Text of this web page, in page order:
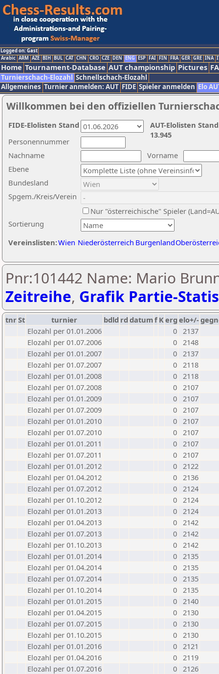
Logged on: Gast
Arabic ARM AZE BIH BUL CAT CHN CRO CZE DEN ENG ESP FAI FIN FRA GER GRE INA
Home Tournament-Database AUT championship Pictures
Turnierschach-Elozahl Schnellschach-Elozahl
Allgemeines Turnier anmelden: AUT FIDE Spieler anmelden Elo
Willkommen bei den offiziellen
Nachname
Vorname
Ebene
Sortierung
Personennummer
Bundesland
Spgem./Kreis/Verein
Nur "österreichische" Spieler
Vereinslisten:Wien Niederösterreich Burgenland
AUT-Elolisten
13.945
FIDE-Elolisten Stand
Pnr:101442 Name: Mario
Zeitreihe, Grafik Partie-
tnrSt turnier bdld rd datumf Kerg elo+/-
Elozahl per 01.01.2006
0 2137
Elozahl per 01.07.2006
0 2148
Elozahl per 01.01.2007
0 2137
Elozahl per 01.07.2007
0 2118
Elozahl per 01.01.2008
0 2118
Elozahl per 01.07.2008
0 2107
Elozahl per 01.01.2009
0 2107
Elozahl per 01.07.2009
0 2107
Elozahl per 01.01.2010
0 2107
Elozahl per 01.07.2010
0 2107
Elozahl per 01.01.2011
0 2107
Elozahl per 01.07.2011
0 2107
Elozahl per 01.01.2012
0 2122
Elozahl per 01.04.2012
0 2136
Elozahl per 01.07.2012
0 2124
Elozahl per 01.10.2012
0 2124
Elozahl per 01.01.2013
0 2124
Elozahl per 01.04.2013
0 2142
Elozahl per 01.07.2013
0 2142
Elozahl per 01.10.2013
0 2142
Elozahl per 01.01.2014
0 2135
Elozahl per 01.04.2014
0 2135
Elozahl per 01.07.2014
0 2135
Elozahl per 01.10.2014
0 2135
Elozahl per 01.01.2015
0 2140
Elozahl per 01.04.2015
0 2130
Elozahl per 01.07.2015
0 2130
Elozahl per 01.10.2015
0 2130
Elozahl per 01.01.2016
0 2121
Elozahl per 01.04.2016
0 2119
Elozahl per 01.07.2016
0 2126